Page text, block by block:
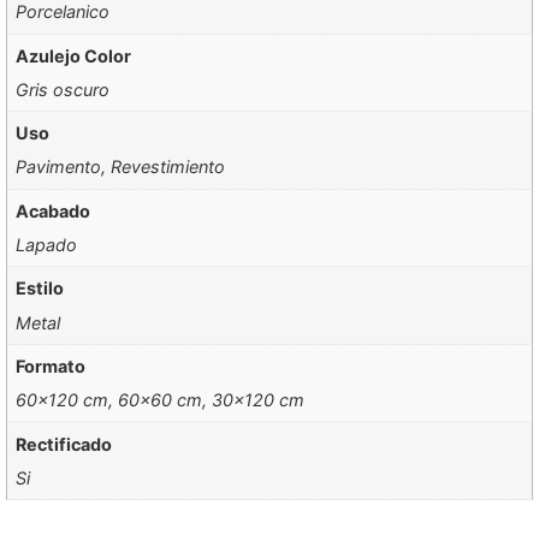
Porcelanico
Azulejo Color
Gris oscuro
Uso
Pavimento, Revestimiento
Acabado
Lapado
Estilo
Metal
Formato
60×120 cm, 60×60 cm, 30×120 cm
Rectificado
Si